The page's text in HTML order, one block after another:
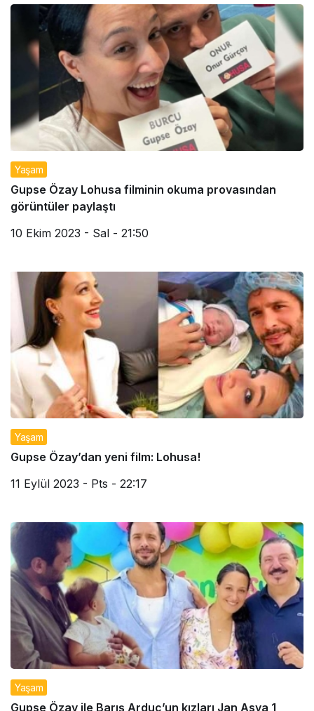
Yaşam
Gupse Özay Lohusa filminin okuma provasından
görüntüler paylaştı
10 Ekim 2023 - Sal - 21:50
Yaşam
Gupse Özay’dan yeni film: Lohusa!
11 Eylül 2023 - Pts - 22:17
Yaşam
Gupse Özay ile Barış Arduç’un kızları Jan Asya 1